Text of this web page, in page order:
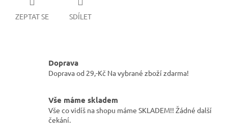
ZEPTAT SE SDÍLET
Doprava
Doprava od 29,-Kč Na vybrané zboží zdarma!
Vše máme skladem
Vše co vidíš na shopu máme SKLADEM!! Žádné další
čekání.